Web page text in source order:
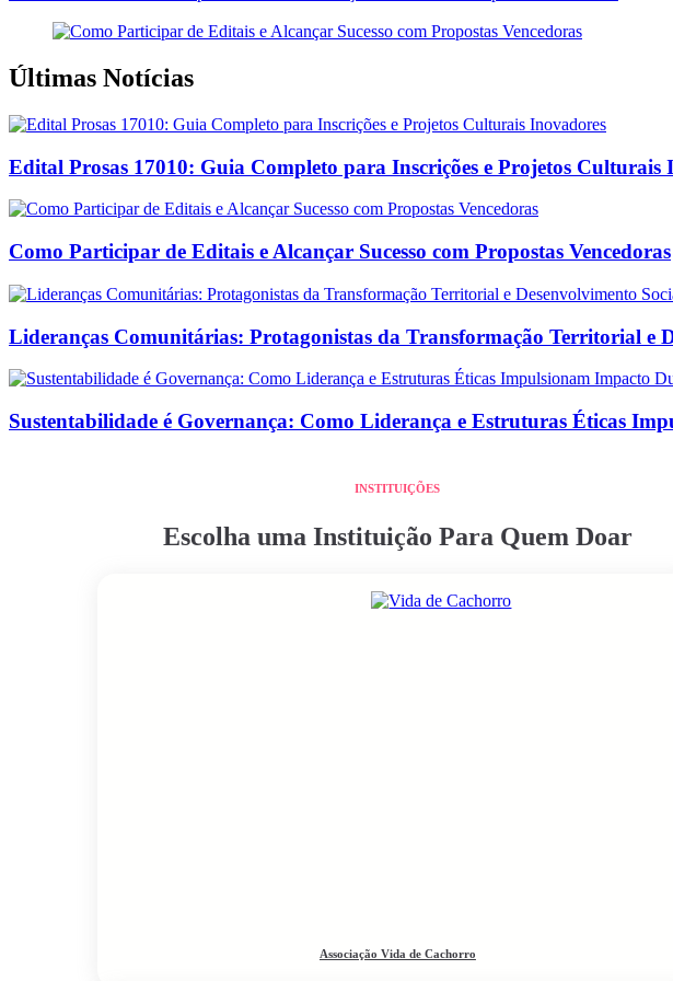
Últimas Notícias
Edital Prosas 17010: Guia Completo para Inscrições e Projetos Culturais
Como Participar de Editais e Alcançar Sucesso com Propostas Vencedoras
Lideranças Comunitárias: Protagonistas da Transformação Territorial e
Sustentabilidade é Governança: Como Liderança e Estruturas Éticas
INSTITUIÇÕES
Escolha uma Instituição Para Quem Doar
Associação Vida de Cachorro